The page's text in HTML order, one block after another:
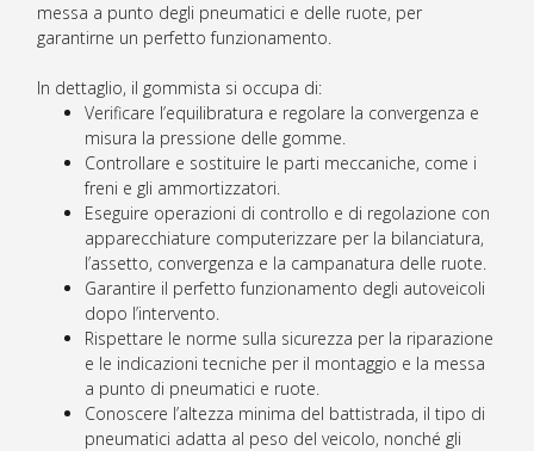
messa a punto degli pneumatici e delle ruote, per
garantirne un perfetto funzionamento.
In dettaglio, il gommista si occupa di:
Verificare l’equilibratura e regolare la convergenza e
misura la pressione delle gomme.
Controllare e sostituire le parti meccaniche, come i
freni e gli ammortizzatori.
Eseguire operazioni di controllo e di regolazione con
apparecchiature computerizzare per la bilanciatura,
l’assetto, convergenza e la campanatura delle ruote.
Garantire il perfetto funzionamento degli autoveicoli
dopo l’intervento.
Rispettare le norme sulla sicurezza per la riparazione
e le indicazioni tecniche per il montaggio e la messa
a punto di pneumatici e ruote.
Conoscere l’altezza minima del battistrada, il tipo di
pneumatici adatta al peso del veicolo, nonché gli